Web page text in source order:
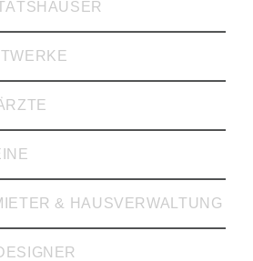
& HAUSVERWALTUNG